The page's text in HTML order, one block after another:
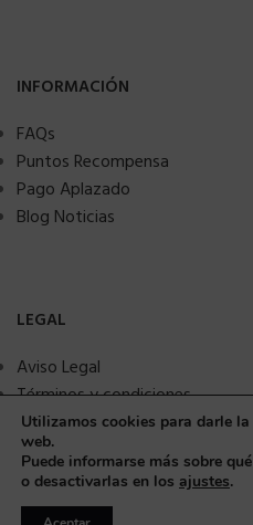
INFORMACIÓN
FAQs
Puntos Recompensa
Pago Aplazado
Blog Noticias
LEGAL
Aviso Legal
Términos y condiciones
Política de privacidad
Política de Cookies
Seguridad y protección a
Utilizamos cookies para darle
web.
Puede informarse más sobre
o desactivarlas en los ajustes.